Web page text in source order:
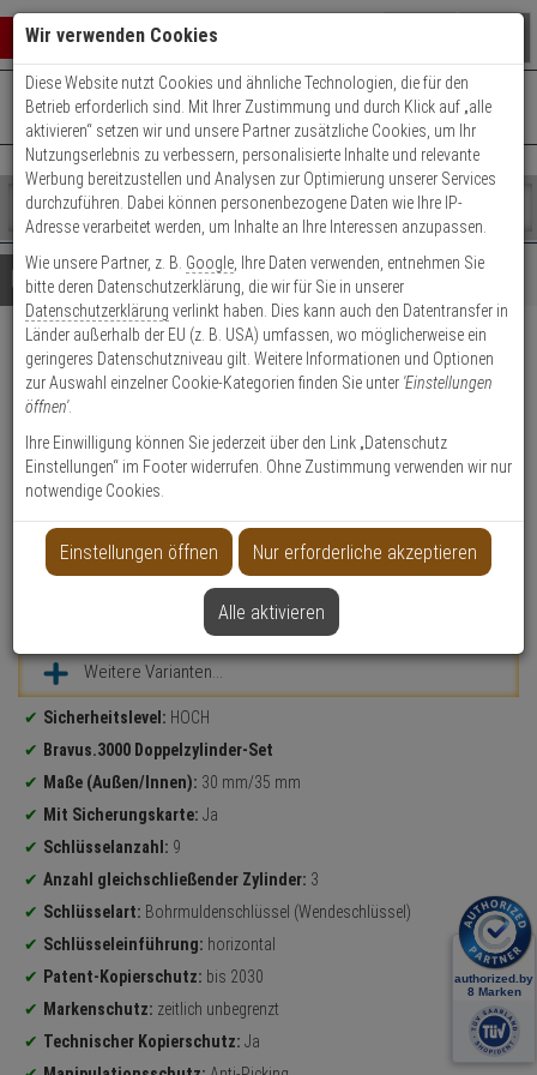
Warenkorb schließen
0 ARTIKEL IM WARENKORB
Ihr Warenkorb ist momentan leer.
Ergebnisse ()
Fertig
Shop
durchsuchen
Bitte
geben
Sie
mindestens
Zeichen
ein,
um
Suche
Es
wurde
noch
Kategorien
Suche
gestartet
+49 (0)821 899 493-0Mo. - Do.: 8:00 - 16:30 | Fr.: 8:00 - 14:00 Uhr
Kontaktservice nutzen
Details Beratung
3er Abus Bravus 3000
Doppelzylinder 30/35 9 Schl.
Produktmerkmale
Zylinder messen
Weitere Varianten...
Produktinformationen
Sicherheitslevel: HOCH
Bravus.3000 Doppelzylinder-Set
Maße (Außen/Innen): 30 mm/35 mm
Mit Sicherungskarte: Ja
Schlüsselanzahl: 9
Anzahl gleichschließender Zylinder: 3
Schlüsselart: Bohrmuldenschlüssel (Wendeschlüssel)
Schlüsseleinführung: horizontal
Patent-Kopierschutz: bis 2030
Markenschutz: zeitlich unbegrenzt
Technischer Kopierschutz: Ja
Wir verwenden Cookies
Diese Website nutzt Cookies und ähnliche Technologien, die für den
Betrieb erforderlich sind. Mit Ihrer Zustimmung und durch Klick auf „alle
aktivieren“ setzen wir und unsere Partner zusätzliche Cookies, um Ihr
Nutzungserlebnis zu verbessern, personalisierte Inhalte und relevante
Werbung bereitzustellen und Analysen zur Optimierung unserer Services
durchzuführen. Dabei können personenbezogene Daten wie Ihre IP-
Adresse verarbeitet werden, um Inhalte an Ihre Interessen anzupassen.
Wie unsere Partner, z. B. Google , Ihre Daten verwenden, entnehmen Sie
bitte deren Datenschutzerklärung, die wir für Sie in unserer
Datenschutzerklärung verlinkt haben. Dies kann auch den Datentransfer in
Länder außerhalb der EU (z. B. USA) umfassen, wo möglicherweise ein
geringeres Datenschutzniveau gilt. Weitere Informationen und Optionen
zur Auswahl einzelner Cookie-Kategorien finden Sie unter 'Einstellungen
öffnen'.
Ihre Einwilligung können Sie jederzeit über den Link „Datenschutz
Einstellungen“ im Footer widerrufen. Ohne Zustimmung verwenden wir nur
notwendige Cookies.
Einstellungen öffnen Nur erforderliche akzeptieren
Alle aktivieren